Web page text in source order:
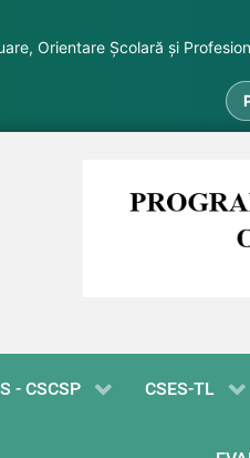
Orientare Școlară și
- CSCSP CSES-TL